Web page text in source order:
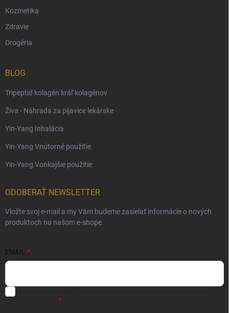
Kozmetika
Zdravie
Drogéria
BLOG
Tripeptid kolagén kráľ kolagénov
Živa - Náhrada za pijavice lekárske
Yin-Yang Inhalácia
Yin-Yang Vnútorné použitie
Yin-Yang Vonkajšie použitie
ODOBERAŤ NEWSLETTER
Vložte svoj e-mail a my Vám budeme zasielať informácie o nových
produktoch na našom e-shope.
EMAIL